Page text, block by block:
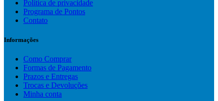
Política de privacidade
Programa de Pontos
Contato
Informações
Como Comprar
Formas de Pagamento
Prazos e Entregas
Trocas e Devoluções
Minha conta